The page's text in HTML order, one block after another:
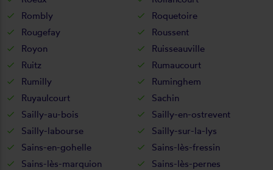
Rombly
Roquetoire
Rougefay
Roussent
Royon
Ruisseauville
Ruitz
Rumaucourt
Rumilly
Ruminghem
Ruyaulcourt
Sachin
Sailly-au-bois
Sailly-en-ostrevent
Sailly-labourse
Sailly-sur-la-lys
Sains-en-gohelle
Sains-lès-fressin
Sains-lès-marquion
Sains-lès-pernes